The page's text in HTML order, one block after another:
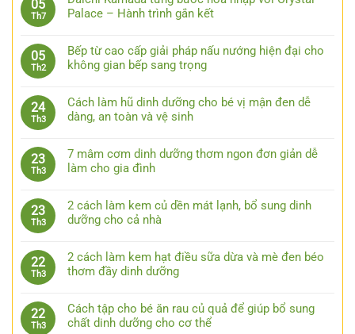
05
Th7
Palace – Hành trình gắn kết
05
Th2
Bếp từ cao cấp giải pháp nấu nướng hiện đại cho
không gian bếp sang trọng
24
Th3
Cách làm hũ dinh dưỡng cho bé vị mận đen dễ
dàng, an toàn và vệ sinh
23
Th3
7 mâm cơm dinh dưỡng thơm ngon đơn giản dễ
làm cho gia đình
23
Th3
2 cách làm kem củ dền mát lạnh, bổ sung dinh
dưỡng cho cả nhà
22
Th3
2 cách làm kem hạt điều sữa dừa và mè đen béo
thơm đầy dinh dưỡng
22
Th3
Cách tập cho bé ăn rau củ quả để giúp bổ sung
chất dinh dưỡng cho cơ thể